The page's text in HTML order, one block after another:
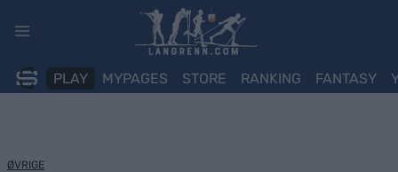
PLAY MYPAGES STORE RANKING FANTASY
ØVRIGE